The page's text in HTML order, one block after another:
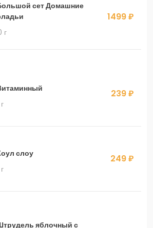
сет Домашние
г
1499 ₽
239 ₽
слоу
249 ₽
яблочный с